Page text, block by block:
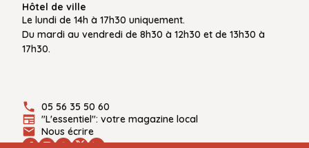
Hôtel de ville
Le lundi de 14h à 17h30 uniquement.
Du mardi au vendredi de 8h30 à 12h30 et de 13h30 à
17h30.
05 56 35 50 60
"L'essentiel": votre magazine local
Nous écrire